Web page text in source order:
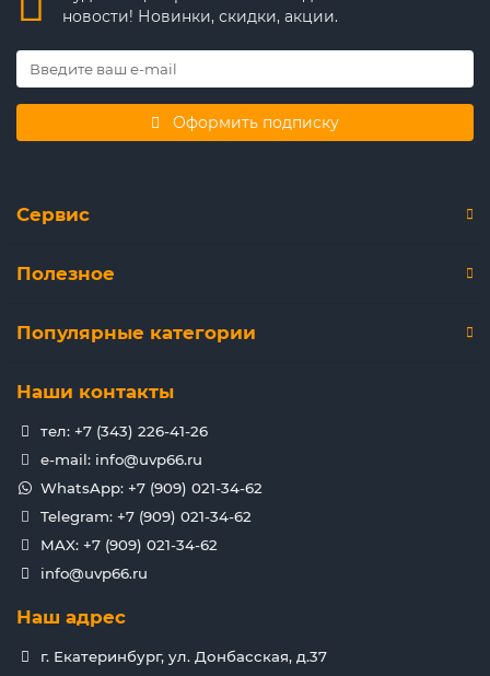
новости! Новинки, скидки, акции.
Оформить подписку
Сервис
Полезное
Популярные категории
Наши контакты
тел: +7 (343) 226-41-26
e-mail: info@uvp66.ru
WhatsApp: +7 (909) 021-34-62
Telegram: +7 (909) 021-34-62
MAX: +7 (909) 021-34-62
info@uvp66.ru
Наш адрес
г. Екатеринбург, ул. Донбасская, д.37